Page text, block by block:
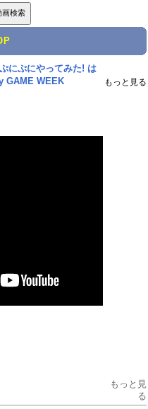
にぷにやってみた! は
GAME WEEK
もっと見る
もっと見
る